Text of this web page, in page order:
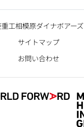
工相模原ダイナボアーズ
サイトマップ
お問い合わせ